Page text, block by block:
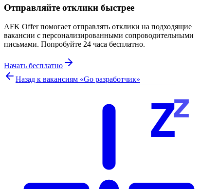
Отправляйте отклики быстрее
AFK Offer помогает отправлять отклики на подходящие
вакансии с персонализированными сопроводительными
письмами. Попробуйте 24 часа бесплатно.
Начать бесплатно
Назад к вакансиям «Go разработчик»
Zz